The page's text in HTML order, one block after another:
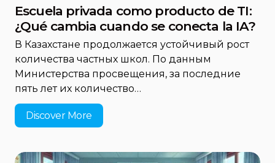
Escuela privada como producto de TI:
¿Qué cambia cuando se conecta la IA?
В Казахстане продолжается устойчивый рост
количества частных школ. По данным
Министерства просвещения, за последние
пять лет их количество…
Discover More